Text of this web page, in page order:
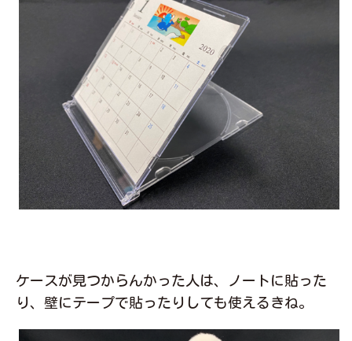
ケースが見つからんかった人は、ノートに貼った
り、壁にテープで貼ったりしても使えるきね。